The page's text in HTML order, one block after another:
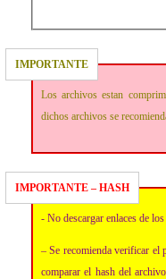
IMPORTANTE
Los archivos estan
dichos archivos se
IMPORTANTE – HASH
- No descargar enlaces de
– Se recomienda verificar el
comparar el hash del